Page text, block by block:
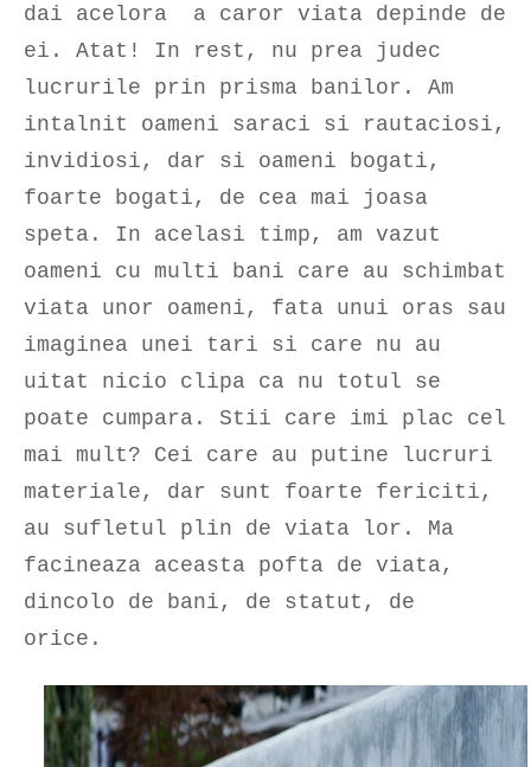
dai acelora a caror viata depinde de
ei. Atat! In rest, nu prea judec
lucrurile prin prisma banilor. Am
intalnit oameni saraci si rautaciosi,
invidiosi, dar si oameni bogati,
foarte bogati, de cea mai joasa
speta. In acelasi timp, am vazut
oameni cu multi bani care au schimbat
viata unor oameni, fata unui oras sau
imaginea unei tari si care nu au
uitat nicio clipa ca nu totul se
poate cumpara. Stii care imi plac cel
mai mult? Cei care au putine lucruri
materiale, dar sunt foarte fericiti,
au sufletul plin de viata lor. Ma
facineaza aceasta pofta de viata,
dincolo de bani, de statut, de
orice.